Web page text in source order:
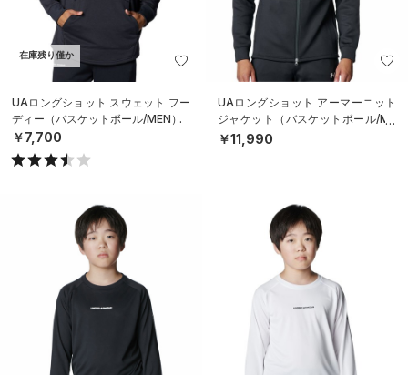
在庫残り僅か
UAロングショット スウェット フー
ディー（バスケットボール/MEN）
￥7,700
UAロングショット アーマーニット
ジャケット（バスケットボール/ME
N）
￥11,990